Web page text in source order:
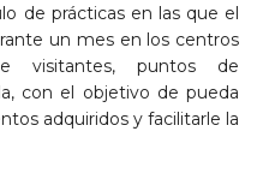
de prácticas en las que el
un mes en los centros
visitantes, puntos de
con el objetivo de pueda
adquiridos y facilitarle la